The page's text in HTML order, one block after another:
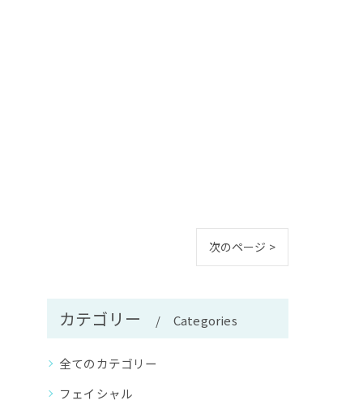
次のページ >
カテゴリー Categories
全てのカテゴリー
フェイシャル